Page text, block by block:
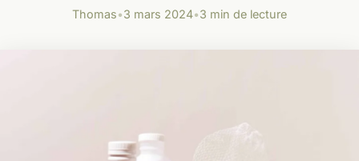
Thomas•3 mars 2024•3 min de lecture